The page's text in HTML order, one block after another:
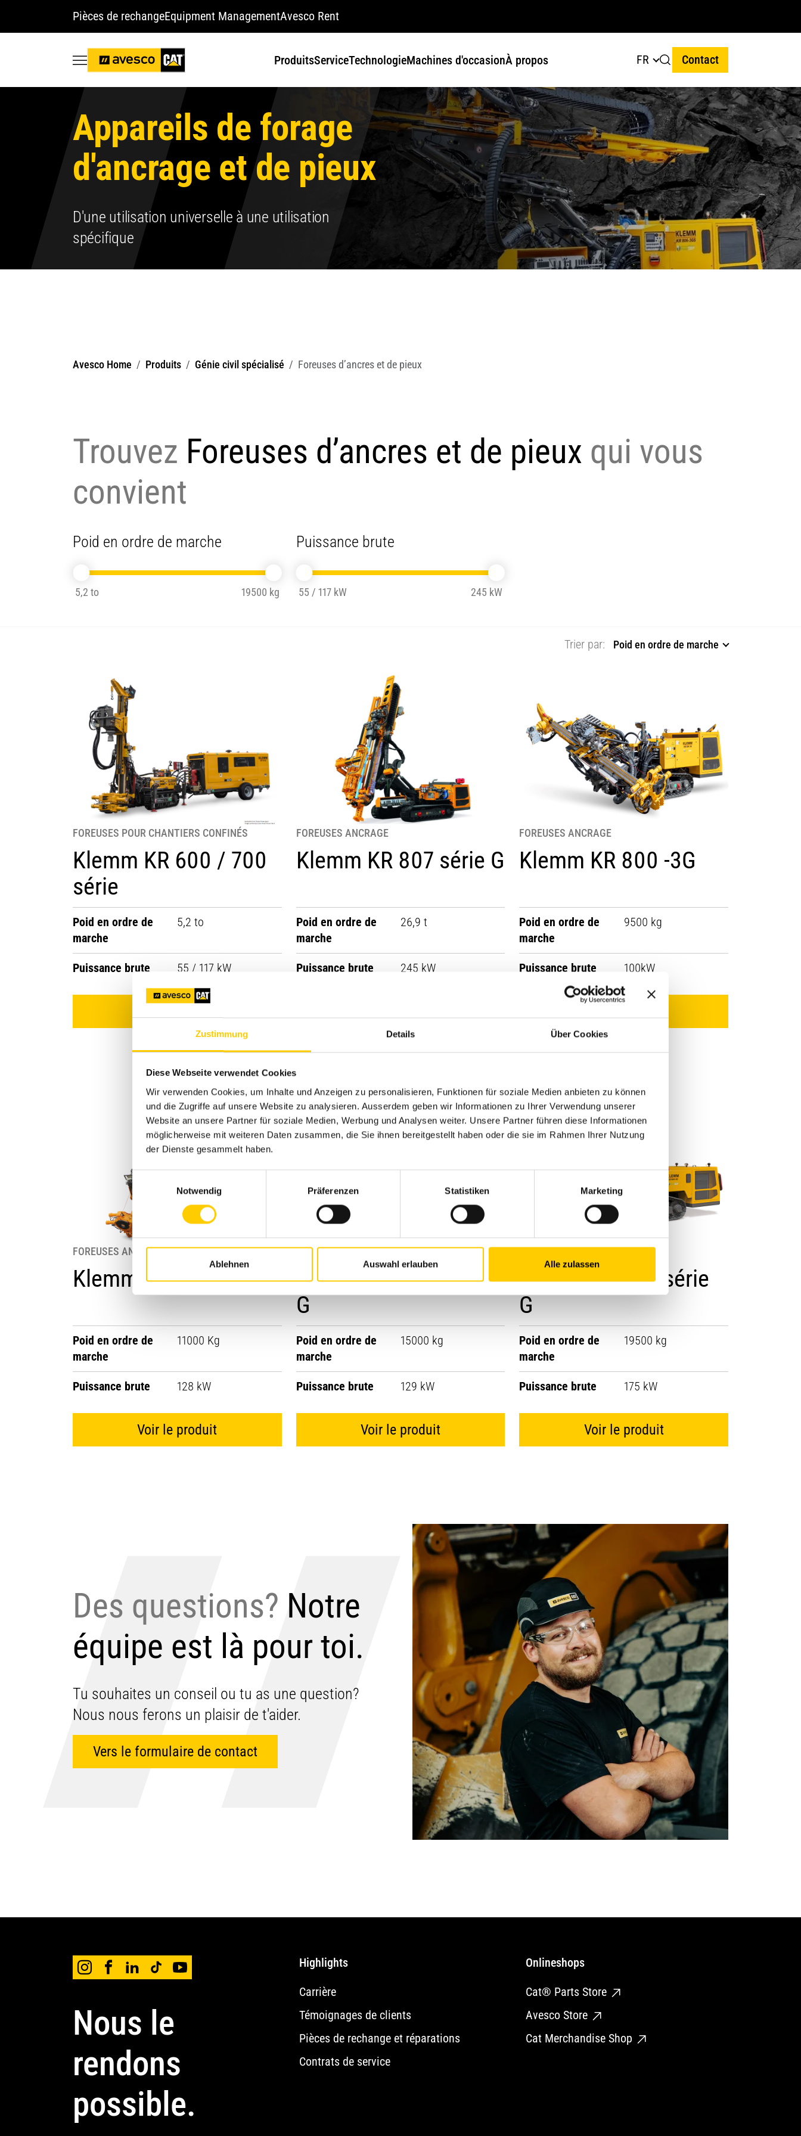
Zustimmung Details Über Cookies
Diese Webseite verwendet Cookies
Wir verwenden Cookies, um Inhalte und Anzeigen zu personalisieren, Funktionen für soziale Medien anbieten zu können
und die Zugriffe auf unsere Website zu analysieren. Ausserdem geben wir Informationen zu Ihrer Verwendung unserer
Website an unsere Partner für soziale Medien, Werbung und Analysen weiter. Unsere Partner führen diese Informationen
möglicherweise mit weiteren Daten zusammen, die Sie ihnen bereitgestellt haben oder die sie im Rahmen Ihrer Nutzung
der Dienste gesammelt haben.
Einwilligungsauswahl
Notwendig
Präferenzen Statistiken Marketing
Ablehnen Auswahl erlauben Alle zulassen
Pièces de rechangeEquipment ManagementAvesco Rent
ProduitsServiceTechnologieMachines d'occasionÀ propos FR Contact
Appareils de forage
d'ancrage et de pieux
D'une utilisation universelle à une utilisation
spécifique
Avesco Home Produits Génie civil spécialisé Foreuses d’ancres et de pieux
Trouvez Foreuses d’ancres et de pieux qui vous
convient
Poid en ordre de marche
5,2 to 19500 kg
Puissance brute
55 / 117 kW 245 kW
Trier par: Poid en ordre de marche
FOREUSES POUR CHANTIERS CONFINÉS
Klemm KR 600 / 700
série
Poid en ordre de
marche
5,2 to
Puissance brute 55 / 117 kW
FOREUSES ANCRAGE
Klemm KR 800 -3G
Poid en ordre de
marche
9500 kg
Puissance brute 100kW
FOREUSES ANCRAGE
Klemm KR 801 série G
Poid en ordre de
marche
11000 Kg
Puissance brute 128 kW
Voir le produit
FOREUSES ANCRAGE
Klemm KR 805 série
G
Poid en ordre de
marche
15000 kg
Puissance brute 129 kW
Voir le produit
FOREUSES ANCRAGE
Klemm KR 806 série
G
Poid en ordre de
marche
19500 kg
Puissance brute 175 kW
Voir le produit
FOREUSES ANCRAGE
Klemm KR 807 série G
Poid en ordre de
marche
26,9 t
Puissance brute 245 kW
Des questions? Notre
équipe est là pour toi.
Tu souhaites un conseil ou tu as une question?
Nous nous ferons un plaisir de t'aider.
Vers le formulaire de contact
Nous le
rendons
possible.
Highlights
Carrière
Témoignages de clients
Pièces de rechange et réparations
Contrats de service
Onlineshops
Cat® Parts Store
Avesco Store
Cat Merchandise Shop